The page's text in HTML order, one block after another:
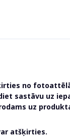
no
sastāvu uz
uz
atšķirties.